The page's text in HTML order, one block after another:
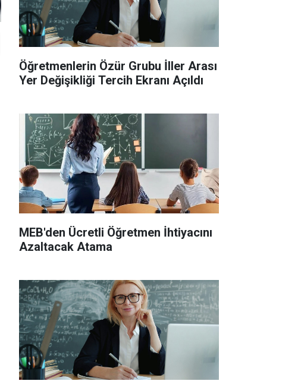
Öğretmenlerin Özür Grubu İller Arası
Yer Değişikliği Tercih Ekranı Açıldı
MEB'den Ücretli Öğretmen İhtiyacını
Azaltacak Atama